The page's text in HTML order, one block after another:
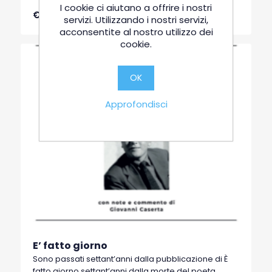
può leggere in forma episodica, per capitoli. Nel
centesimo anniversario della nascita, diventa una
rassegna che può suscitare curiosità, stimolo,
sorpresa, anche perché non si è mai ceduto alle
€16,00
E’ fatto giorno
Sono passati settant’anni dalla pubblicazione di È
I cookie ci aiutano a offrire i nostri
servizi. Utilizzando i nostri servizi,
acconsentite al nostro utilizzo dei
cookie.
OK
Approfondisci